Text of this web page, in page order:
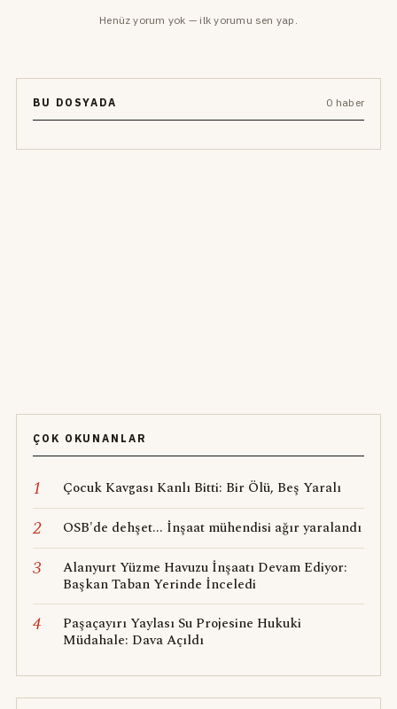
Henüz yorum yok — ilk yorumu sen yap.
BU DOSYADA 0 haber
ÇOK OKUNANLAR
1 Çocuk Kavgası Kanlı Bitti: Bir Ölü, Beş Yaralı
2 OSB'de dehşet... İnşaat mühendisi ağır yaralandı
3
Alanyurt Yüzme Havuzu İnşaatı Devam Ediyor:
Başkan Taban Yerinde İnceledi
4
Paşaçayırı Yaylası Su Projesine Hukuki
Müdahale: Dava Açıldı